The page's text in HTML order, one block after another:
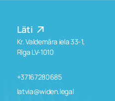
Läti
Kr. Valdemāra iela 33-1,
Rīga LV-1010
+37167280685
latvia@widen.legal